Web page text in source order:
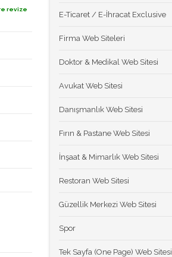
revize
E-Ticaret / E-İhracat Exclusive
Firma Web Siteleri
Doktor & Medikal Web Sitesi
Avukat Web Sitesi
Danışmanlık Web Sitesi
Fırın & Pastane Web Sitesi
İnşaat & Mimarlık Web Sitesi
Restoran Web Sitesi
Güzellik Merkezi Web Sitesi
Spor
Tek Sayfa (One Page) Web Sitesi